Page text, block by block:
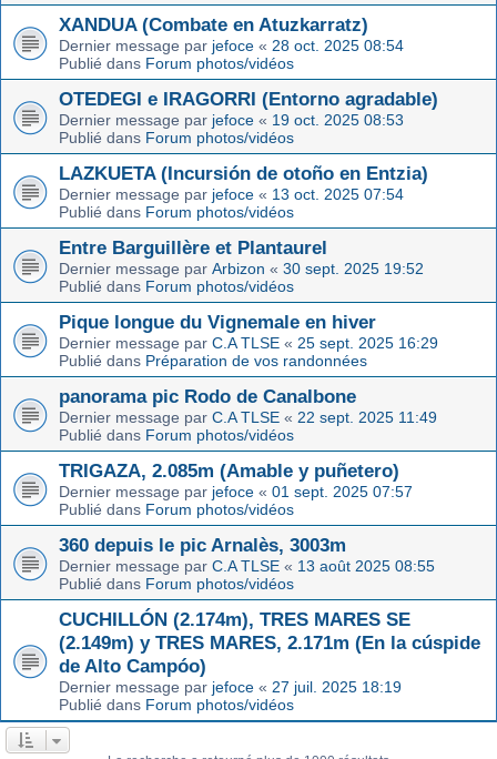
XANDUA (Combate en Atuzkarratz)
Dernier message par jefoce « 28 oct. 2025 08:54
Publié dans Forum photos/vidéos
OTEDEGI e IRAGORRI (Entorno agradable)
Dernier message par jefoce « 19 oct. 2025 08:53
Publié dans Forum photos/vidéos
LAZKUETA (Incursión de otoño en Entzia)
Dernier message par jefoce « 13 oct. 2025 07:54
Publié dans Forum photos/vidéos
Entre Barguillère et Plantaurel
Dernier message par Arbizon « 30 sept. 2025 19:52
Publié dans Forum photos/vidéos
Pique longue du Vignemale en hiver
Dernier message par C.A TLSE « 25 sept. 2025 16:29
Publié dans Préparation de vos randonnées
panorama pic Rodo de Canalbone
Dernier message par C.A TLSE « 22 sept. 2025 11:49
Publié dans Forum photos/vidéos
TRIGAZA, 2.085m (Amable y puñetero)
Dernier message par jefoce « 01 sept. 2025 07:57
Publié dans Forum photos/vidéos
360 depuis le pic Arnalès, 3003m
Dernier message par C.A TLSE « 13 août 2025 08:55
Publié dans Forum photos/vidéos
CUCHILLÓN (2.174m), TRES MARES SE
(2.149m) y TRES MARES, 2.171m (En la cúspide
de Alto Campóo)
Dernier message par jefoce « 27 juil. 2025 18:19
Publié dans Forum photos/vidéos